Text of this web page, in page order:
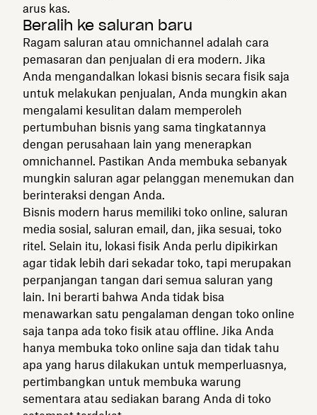
arus kas.
Beralih ke saluran baru
Ragam saluran atau omnichannel adalah cara
pemasaran dan penjualan di era modern. Jika
Anda mengandalkan lokasi bisnis secara fisik saja
untuk melakukan penjualan, Anda mungkin akan
mengalami kesulitan dalam memperoleh
pertumbuhan bisnis yang sama tingkatannya
dengan perusahaan lain yang menerapkan
omnichannel. Pastikan Anda membuka sebanyak
mungkin saluran agar pelanggan menemukan dan
berinteraksi dengan Anda.
Bisnis modern harus memiliki toko online, saluran
media sosial, saluran email, dan, jika sesuai, toko
ritel. Selain itu, lokasi fisik Anda perlu dipikirkan
agar tidak lebih dari sekadar toko, tapi merupakan
perpanjangan tangan dari semua saluran yang
lain. Ini berarti bahwa Anda tidak bisa
menawarkan satu pengalaman dengan toko online
saja tanpa ada toko fisik atau offline. Jika Anda
hanya membuka toko online saja dan tidak tahu
apa yang harus dilakukan untuk memperluasnya,
pertimbangkan untuk membuka warung
sementara atau sediakan barang Anda di toko